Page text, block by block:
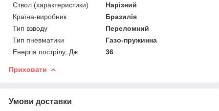
Ствол (характеристики)
Нарізний
Країна-виробник
Бразилія
Тип взводу
Переломний
Тип пневматики
Газо-пружинна
Енергія пострілу, Дж
36
Приховати
Умови доставки